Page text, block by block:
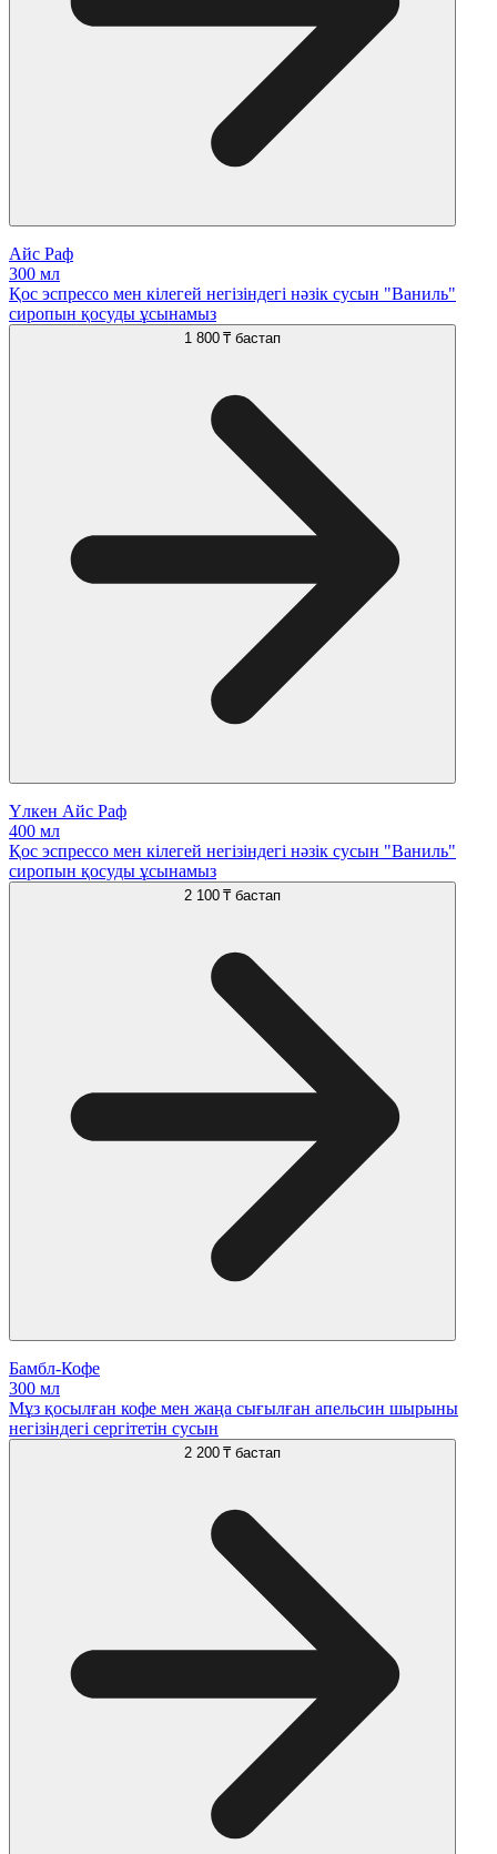
Айс Раф
300 мл
Қос эспрессо мен кілегей негізіндегі нәзік сусын "Ваниль"
сиропын қосуды ұсынамыз
1 800 ₸ бастап
Үлкен Айс Раф
400 мл
Қос эспрессо мен кілегей негізіндегі нәзік сусын "Ваниль"
сиропын қосуды ұсынамыз
2 100 ₸ бастап
Бамбл-Кофе
300 мл
Мұз қосылған кофе мен жаңа сығылған апельсин шырыны
негізіндегі сергітетін сусын
2 200 ₸ бастап